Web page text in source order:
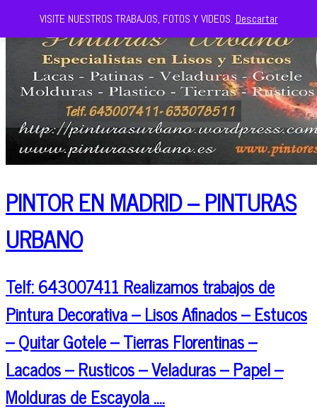
PINTOR EN MADRID – PINTURAS
URBANO
Telf: 643007411 Realizamos trabajos de
Pintura Decorativa – Lisos Afinados – Estucos
– Quitar Gotele – Tierras Florentinas –
Lacados – Rusticos – Veladuras – Papel –
Molduras de Escayola ….
VISITE NUESTROS TRABAJOS, FOTOS Y VIDEOS. Descartar